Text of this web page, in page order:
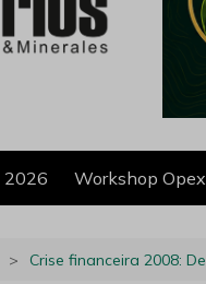
2026 Workshop
Crise financeira 2008: